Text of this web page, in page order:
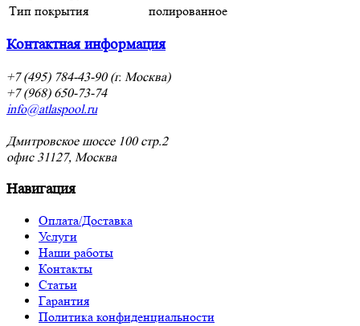
Тип покрытия
полированное
Контактная информация
+7 (495) 784-43-90 (г. Москва)
+7 (968) 650-73-74
info@atlaspool.ru
Дмитровское шоссе 100 стр.2
офис 31127, Москва
Навигация
Оплата/Доставка
Услуги
Наши работы
Контакты
Статьи
Гарантия
Политика конфиденциальности